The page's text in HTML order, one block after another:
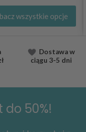
wszystkie opcje
Dostawaw
ciągu 3-5 dni
do 50%!